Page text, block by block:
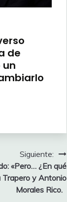
de
un
Siguiente:
«Pero… ¿En qué
Trapero y Antonio
Morales Rico.